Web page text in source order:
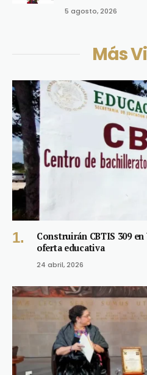
5 agosto, 2026
Más
Construirán CBTIS 309
oferta educativa
24 abril, 2026